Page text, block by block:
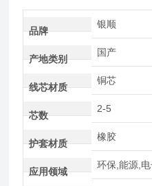
品牌
银顺
产地类别
国产
线芯材质
铜芯
芯数
2-5
护套材质
橡胶
应用领域
环保,能源,